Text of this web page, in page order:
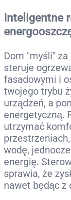
Inteligentne
Dom "myśli"
steruje
fasadowymi i
twojego trybu
urządzeń, a
energetyczną.
utrzymać
wodę,
energię.
sprawia, że
nawet będąc z